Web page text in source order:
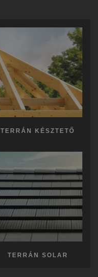
TERRÁN KÉSZTETŐ
TERRÁN SOLAR